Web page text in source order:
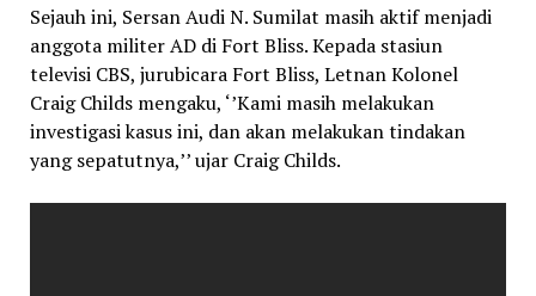
Sejauh ini, Sersan Audi N. Sumilat masih aktif menjadi
anggota militer AD di Fort Bliss. Kepada stasiun
televisi CBS, jurubicara Fort Bliss, Letnan Kolonel
Craig Childs mengaku, ‘’Kami masih melakukan
investigasi kasus ini, dan akan melakukan tindakan
yang sepatutnya,’’ ujar Craig Childs.